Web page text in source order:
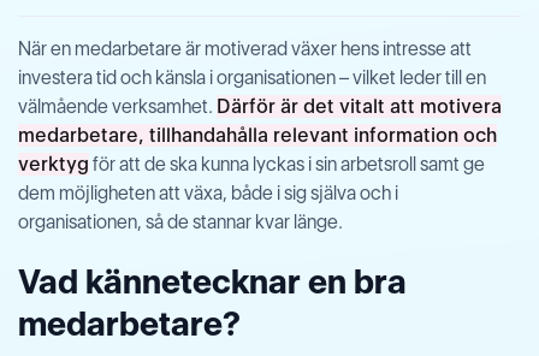
När en medarbetare är motiverad växer hens intresse att
investera tid och känsla i organisationen – vilket leder till en
välmående verksamhet. Därför är det vitalt att motivera
medarbetare, tillhandahålla relevant information och
verktyg för att de ska kunna lyckas i sin arbetsroll samt ge
dem möjligheten att växa, både i sig själva och i
organisationen, så de stannar kvar länge.
Vad kännetecknar en bra
medarbetare?